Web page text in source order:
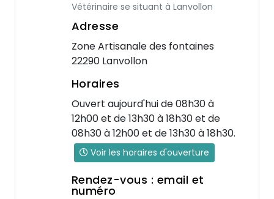
Vétérinaire se situant à Lanvollon
Adresse
Zone Artisanale des fontaines
22290 Lanvollon
Horaires
Ouvert aujourd'hui de 08h30 à
12h00 et de 13h30 à 18h30 et de
08h30 à 12h00 et de 13h30 à 18h30.
Voir les horaires d'ouverture
Rendez-vous : email et
numéro